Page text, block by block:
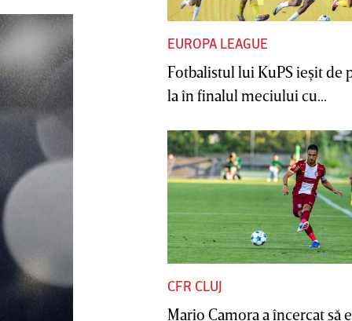
EUROPA LEAGUE
Fotbalistul lui KuPS ieşit de
la în finalul meciului cu...
CFR CLUJ
Mario Camora a încercat să